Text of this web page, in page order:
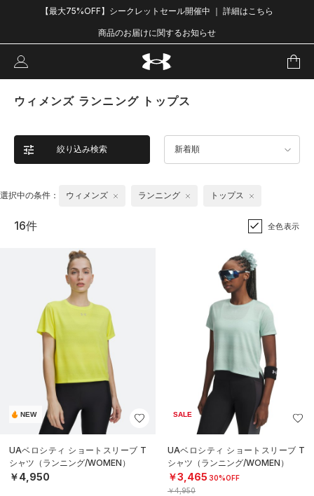
【最大75%OFF】シークレットセール開催中 ｜ 詳細はこちら
商品のお届けに関するお知らせ
ウィメンズ ランニング トップス
絞り込み検索 新着順
選択中の条件： ウィメンズ ランニング トップス
16件 全色表示
NEW
UAベロシティ ショートスリーブ T
シャツ（ランニング/WOMEN）
￥4,950
SALE
UAベロシティ ショートスリーブ T
シャツ（ランニング/WOMEN）
￥3,465 30%OFF
￥4,950